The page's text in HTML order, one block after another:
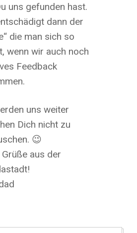
uns gefunden hast.
dann der
die man sich so
wenn wir auch noch
Feedback
uns weiter
Dich nicht zu
😉
Grüße aus der